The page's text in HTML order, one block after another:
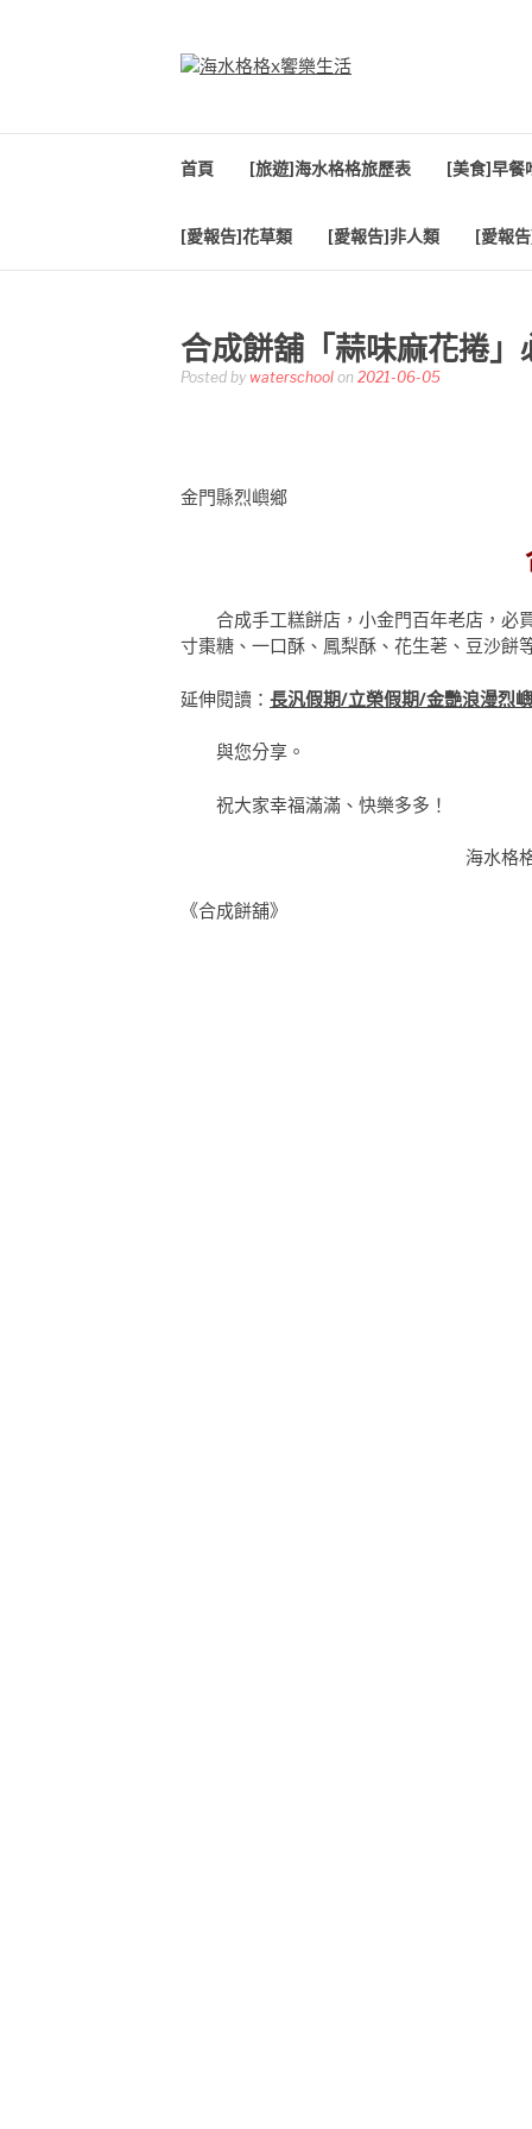
首頁 [旅遊]海水格格旅歷表 [美食]早餐
[愛報告]花草類 [愛報告]非人類 [愛報
合成餅舖「蒜味麻花捲」
Posted by waterschool on 2021-06-05
金門縣烈嶼鄉
合成手工糕餅店，小金門百年老店，必
寸棗糖、一口酥、鳳梨酥、花生荖、豆沙餅
延伸閱讀： 長汎假期/立榮假期/金艷浪漫烈
與您分享。
祝大家幸福滿滿、快樂多多！
海水格
《合成餅舖》